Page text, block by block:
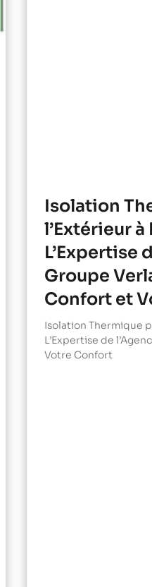
Isolation
l’Extérieur à
L’Expertise
Groupe
Confort et
Isolation Thermique
L’Expertise de
Votre Confort